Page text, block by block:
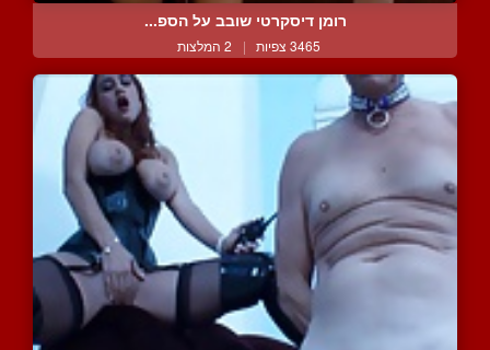
רומן דיסקרטי שובב על הספ...
3465 צפיות | 2 המלצות